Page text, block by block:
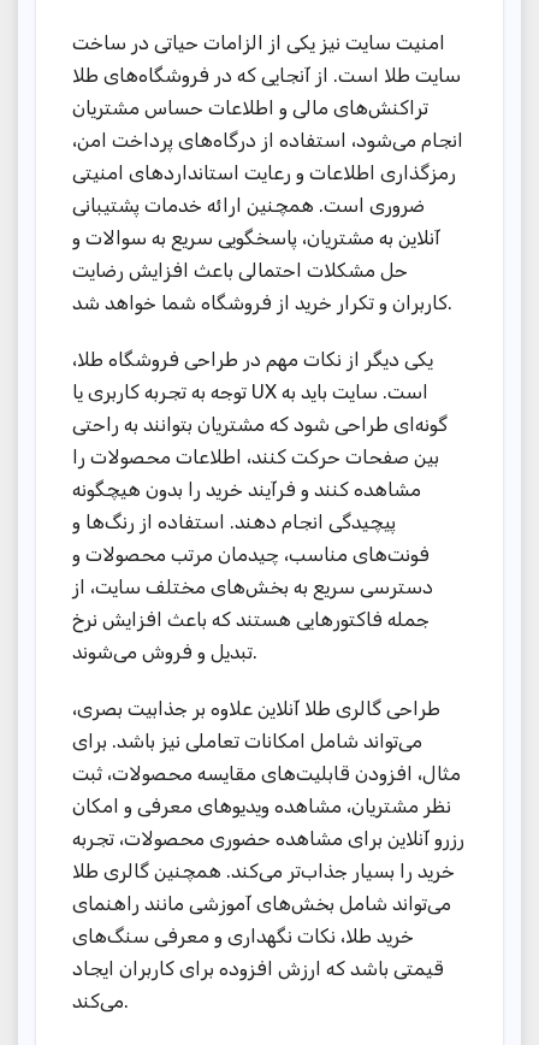
امنیت سایت نیز یکی از الزامات حیاتی در ساخت
سایت طلا است. از آنجایی که در فروشگاه‌های طلا
تراکنش‌های مالی و اطلاعات حساس مشتریان
انجام می‌شود، استفاده از درگاه‌های پرداخت امن،
رمزگذاری اطلاعات و رعایت استانداردهای امنیتی
ضروری است. همچنین ارائه خدمات پشتیبانی
آنلاین به مشتریان، پاسخگویی سریع به سوالات و
حل مشکلات احتمالی باعث افزایش رضایت
کاربران و تکرار خرید از فروشگاه شما خواهد شد.
یکی دیگر از نکات مهم در طراحی فروشگاه طلا،
توجه به تجربه کاربری یا UX است. سایت باید به
گونه‌ای طراحی شود که مشتریان بتوانند به راحتی
بین صفحات حرکت کنند، اطلاعات محصولات را
مشاهده کنند و فرآیند خرید را بدون هیچگونه
پیچیدگی انجام دهند. استفاده از رنگ‌ها و
فونت‌های مناسب، چیدمان مرتب محصولات و
دسترسی سریع به بخش‌های مختلف سایت، از
جمله فاکتورهایی هستند که باعث افزایش نرخ
تبدیل و فروش می‌شوند.
طراحی گالری طلا آنلاین علاوه بر جذابیت بصری،
می‌تواند شامل امکانات تعاملی نیز باشد. برای
مثال، افزودن قابلیت‌های مقایسه محصولات، ثبت
نظر مشتریان، مشاهده ویدیوهای معرفی و امکان
رزرو آنلاین برای مشاهده حضوری محصولات، تجربه
خرید را بسیار جذاب‌تر می‌کند. همچنین گالری طلا
می‌تواند شامل بخش‌های آموزشی مانند راهنمای
خرید طلا، نکات نگهداری و معرفی سنگ‌های
قیمتی باشد که ارزش افزوده برای کاربران ایجاد
می‌کند.